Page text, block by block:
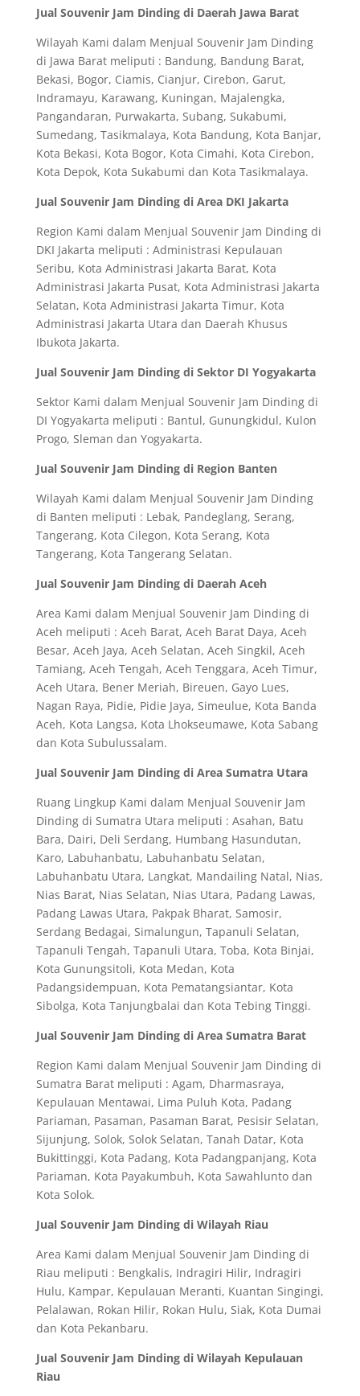
Jual Souvenir Jam Dinding di Daerah Jawa Barat
Wilayah Kami dalam Menjual Souvenir Jam Dinding
di Jawa Barat meliputi : Bandung, Bandung Barat,
Bekasi, Bogor, Ciamis, Cianjur, Cirebon, Garut,
Indramayu, Karawang, Kuningan, Majalengka,
Pangandaran, Purwakarta, Subang, Sukabumi,
Sumedang, Tasikmalaya, Kota Bandung, Kota Banjar,
Kota Bekasi, Kota Bogor, Kota Cimahi, Kota Cirebon,
Kota Depok, Kota Sukabumi dan Kota Tasikmalaya.
Jual Souvenir Jam Dinding di Area DKI Jakarta
Region Kami dalam Menjual Souvenir Jam Dinding di
DKI Jakarta meliputi : Administrasi Kepulauan
Seribu, Kota Administrasi Jakarta Barat, Kota
Administrasi Jakarta Pusat, Kota Administrasi Jakarta
Selatan, Kota Administrasi Jakarta Timur, Kota
Administrasi Jakarta Utara dan Daerah Khusus
Ibukota Jakarta.
Jual Souvenir Jam Dinding di Sektor DI Yogyakarta
Sektor Kami dalam Menjual Souvenir Jam Dinding di
DI Yogyakarta meliputi : Bantul, Gunungkidul, Kulon
Progo, Sleman dan Yogyakarta.
Jual Souvenir Jam Dinding di Region Banten
Wilayah Kami dalam Menjual Souvenir Jam Dinding
di Banten meliputi : Lebak, Pandeglang, Serang,
Tangerang, Kota Cilegon, Kota Serang, Kota
Tangerang, Kota Tangerang Selatan.
Jual Souvenir Jam Dinding di Daerah Aceh
Area Kami dalam Menjual Souvenir Jam Dinding di
Aceh meliputi : Aceh Barat, Aceh Barat Daya, Aceh
Besar, Aceh Jaya, Aceh Selatan, Aceh Singkil, Aceh
Tamiang, Aceh Tengah, Aceh Tenggara, Aceh Timur,
Aceh Utara, Bener Meriah, Bireuen, Gayo Lues,
Nagan Raya, Pidie, Pidie Jaya, Simeulue, Kota Banda
Aceh, Kota Langsa, Kota Lhokseumawe, Kota Sabang
dan Kota Subulussalam.
Jual Souvenir Jam Dinding di Area Sumatra Utara
Ruang Lingkup Kami dalam Menjual Souvenir Jam
Dinding di Sumatra Utara meliputi : Asahan, Batu
Bara, Dairi, Deli Serdang, Humbang Hasundutan,
Karo, Labuhanbatu, Labuhanbatu Selatan,
Labuhanbatu Utara, Langkat, Mandailing Natal, Nias,
Nias Barat, Nias Selatan, Nias Utara, Padang Lawas,
Padang Lawas Utara, Pakpak Bharat, Samosir,
Serdang Bedagai, Simalungun, Tapanuli Selatan,
Tapanuli Tengah, Tapanuli Utara, Toba, Kota Binjai,
Kota Gunungsitoli, Kota Medan, Kota
Padangsidempuan, Kota Pematangsiantar, Kota
Sibolga, Kota Tanjungbalai dan Kota Tebing Tinggi.
Jual Souvenir Jam Dinding di Area Sumatra Barat
Region Kami dalam Menjual Souvenir Jam Dinding di
Sumatra Barat meliputi : Agam, Dharmasraya,
Kepulauan Mentawai, Lima Puluh Kota, Padang
Pariaman, Pasaman, Pasaman Barat, Pesisir Selatan,
Sijunjung, Solok, Solok Selatan, Tanah Datar, Kota
Bukittinggi, Kota Padang, Kota Padangpanjang, Kota
Pariaman, Kota Payakumbuh, Kota Sawahlunto dan
Kota Solok.
Jual Souvenir Jam Dinding di Wilayah Riau
Area Kami dalam Menjual Souvenir Jam Dinding di
Riau meliputi : Bengkalis, Indragiri Hilir, Indragiri
Hulu, Kampar, Kepulauan Meranti, Kuantan Singingi,
Pelalawan, Rokan Hilir, Rokan Hulu, Siak, Kota Dumai
dan Kota Pekanbaru.
Jual Souvenir Jam Dinding di Wilayah Kepulauan
Riau